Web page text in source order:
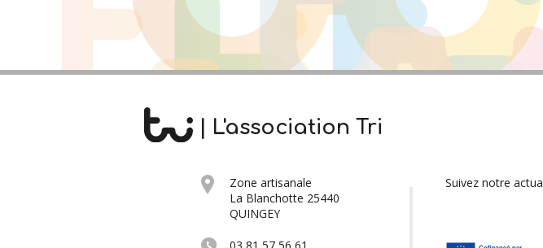
| L'association Tri
Zone artisanale
La Blanchotte 25440
QUINGEY
03 81 57 56 61
Suivez notre